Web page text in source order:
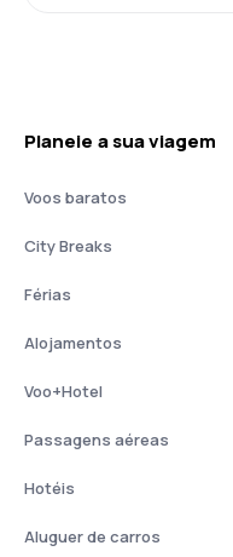
Planeie a sua viagem
Voos baratos
City Breaks
Férias
Alojamentos
Voo+Hotel
Passagens aéreas
Hotéis
Aluguer de carros